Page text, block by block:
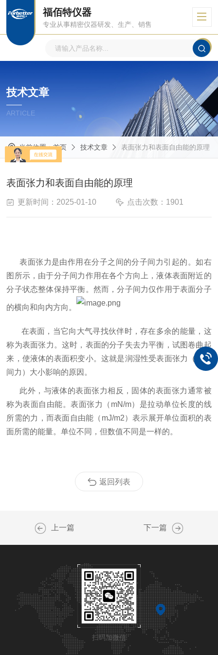
福佰特仪器
专业从事精密仪器研发、生产、销售
技术文章
ARTICLE
当前位置：首页 技术文章 表面张力和表面自由能的原理
表面张力和表面自由能的原理
更新时间：2025-01-10 点击次数：1901
表面张力是由作用在分子之 间的分子间 力引起的。如右
图 所示，由于分子间力作用在各个方向上，液体表面附近的
分子状态整体保持平衡。然而，分子间力仅作用于表面分子
的横向和向内方向。
在表面，当它向大气寻找伙伴时，存在多余的能量， 这
称为表面张力。 这时 ，表面的分子失去力平衡， 试图卷曲起
来，使液体的表面积变小。 这就是润湿性受表面张力（分子
间力）大小影响的原因。
此外，与液体的表面张力相反，固体的表面张力通常被
称为表面自由能。表面张力（ mN/m）是拉动单位长 度的线
所需的力，而表面自由能（ mJ/m2）表示展开单位面积的表
面所需的能量。单位不同，但数值不同 是一样的。
返回列表
上一篇 下一篇
扫码加微信